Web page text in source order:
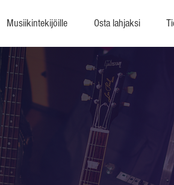
Musiikintekijöille Osta lahjaksi